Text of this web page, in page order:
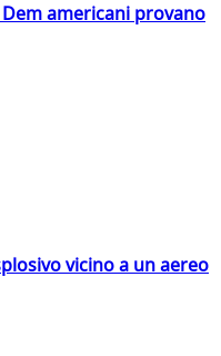
americani provano
vicino a un aereo